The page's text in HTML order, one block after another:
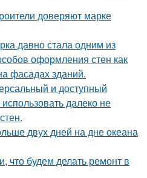
доверяют марке
давно стала одним из
оформления стен как
фасадах зданий.
и доступный
далеко не
двух дней на дне океана
что будем делать ремонт в